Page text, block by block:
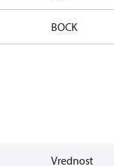
BOCK
Vrednost